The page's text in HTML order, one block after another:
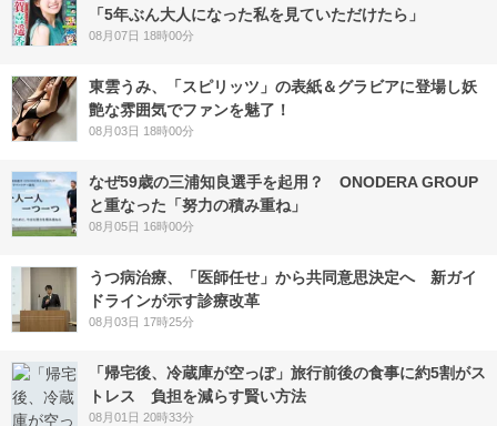
「5年ぶん大人になった私を見ていただけたら」
08月07日 18時00分
東雲うみ、「スピリッツ」の表紙＆グラビアに登場し妖
艶な雰囲気でファンを魅了！
08月03日 18時00分
なぜ59歳の三浦知良選手を起用？ ONODERA GROUP
と重なった「努力の積み重ね」
08月05日 16時00分
うつ病治療、「医師任せ」から共同意思決定へ 新ガイ
ドラインが示す診療改革
08月03日 17時25分
「帰宅後、冷蔵庫が空っぽ」旅行前後の食事に約5割がス
トレス 負担を減らす賢い方法
08月01日 20時33分